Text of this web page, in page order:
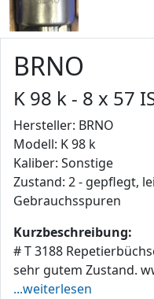
BRNO
K 98 k - 8 x 57
Hersteller: BRNO
Modell: K 98 k
Kaliber: Sonstige
Zustand: 2 - gepflegt,
Gebrauchsspuren
Kurzbeschreibung:
# T 3188
sehr gutem Zustand.
...weiterlesen